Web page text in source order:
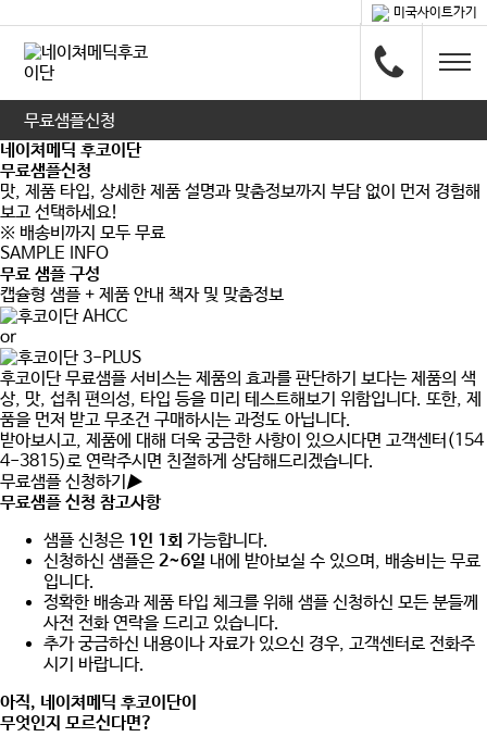
미국사이트가기
무료샘플신청
네이쳐메딕 후코이단
무료샘플신청
맛, 제품 타입, 상세한 제품 설명과 맞춤정보까지 부담 없이 먼저 경험해
보고 선택하세요!
※ 배송비까지 모두 무료
SAMPLE INFO
무료 샘플 구성
캡슐형 샘플 + 제품 안내 책자 및 맞춤정보
or
후코이단 무료샘플 서비스는 제품의 효과를 판단하기 보다는제품의 색
상, 맛, 섭취 편의성, 타입 등을 미리 테스트해보기 위함입니다. 또한, 제
품을 먼저 받고 무조건 구매하시는 과정도 아닙니다.
받아보시고, 제품에 대해 더욱 궁금한 사항이 있으시다면 고객센터(154
4-3815)로 연락주시면 친절하게 상담해드리겠습니다.
무료샘플 신청하기 ▶
무료샘플 신청 참고사항
샘플 신청은 1인 1회 가능합니다.
신청하신 샘플은2~6일 내에 받아보실 수 있으며, 배송비는 무료
입니다.
정확한 배송과 제품 타입 체크를 위해 샘플 신청하신 모든 분들께
사전 전화 연락을 드리고 있습니다.
추가 궁금하신 내용이나 자료가 있으신 경우, 고객센터로 전화주
시기 바랍니다.
아직, 네이쳐메딕 후코이단이
무엇인지 모르신다면?